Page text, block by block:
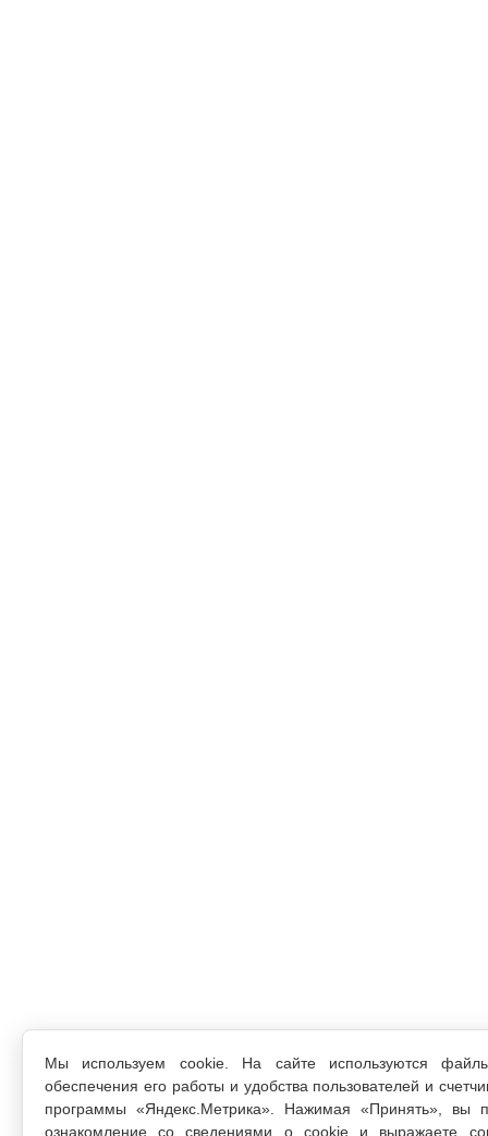
Мы используем cookie. На сайте используются
обеспечения его работы и удобства пользователей и
программы «Яндекс.Метрика». Нажимая «Принять», вы
ознакомление со сведениями о cookie и выражаете